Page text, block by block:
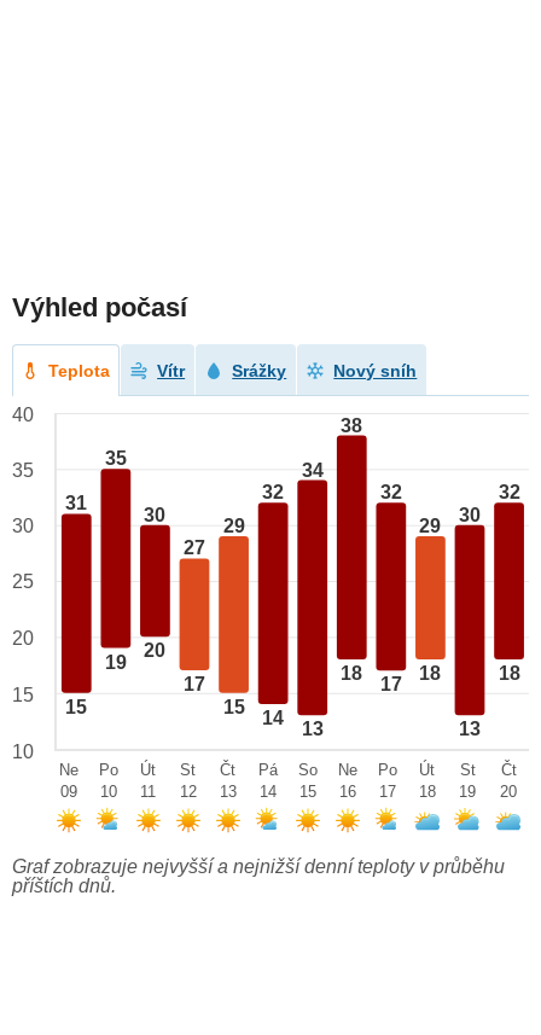
Výhled počasí
Teplota Vítr Srážky Nový sníh
31
15
35
19
30
20
27
17
29
15
32
14
34
13
38
18
32
17
29
18
30
13
32
18
40
35
30
25
20
15
10
Ne
09
Po
10
Út
11
St
12
Čt
13
Pá
14
So
15
Ne
16
Po
17
Út
18
St
19
Čt
20
Graf zobrazuje nejvyšší a nejnižší denní teploty v průběhu
příštích dnů.